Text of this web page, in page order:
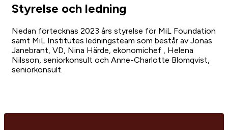
Styrelse och ledning
Nedan förtecknas 2023 års styrelse för MiL Foundation
samt MiL Institutes ledningsteam som består av Jonas
Janebrant, VD, Nina Härde, ekonomichef , Helena
Nilsson, seniorkonsult och Anne-Charlotte Blomqvist,
seniorkonsult.